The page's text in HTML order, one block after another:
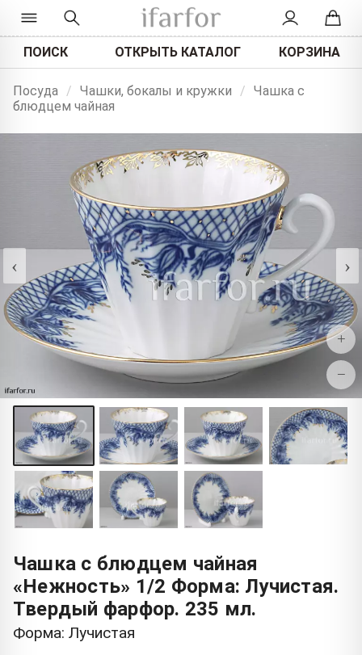
ПОИСК ОТКРЫТЬ КАТАЛОГ КОРЗИНА
Посуда / Чашки, бокалы и кружки / Чашка с
блюдцем чайная
‹ ›
+
−
Чашка с блюдцем чайная
«Нежность» 1/2 Форма: Лучистая.
Твердый фарфор. 235 мл.
Форма: Лучистая